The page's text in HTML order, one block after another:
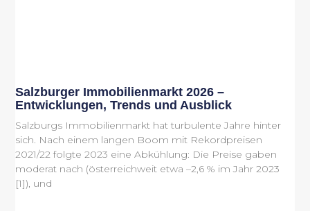
Salzburger Immobilienmarkt 2026 –
Entwicklungen, Trends und Ausblick
Salzburgs Immobilienmarkt hat turbulente Jahre hinter
sich. Nach einem langen Boom mit Rekordpreisen
2021/22 folgte 2023 eine Abkühlung: Die Preise gaben
moderat nach (österreichweit etwa –2,6 % im Jahr 2023
[1]), und